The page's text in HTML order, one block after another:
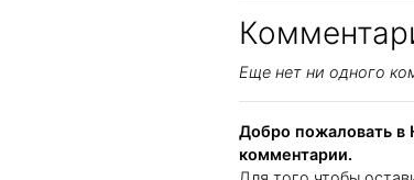
Еще нет ни одного
Добро пожаловать в
комментарии.